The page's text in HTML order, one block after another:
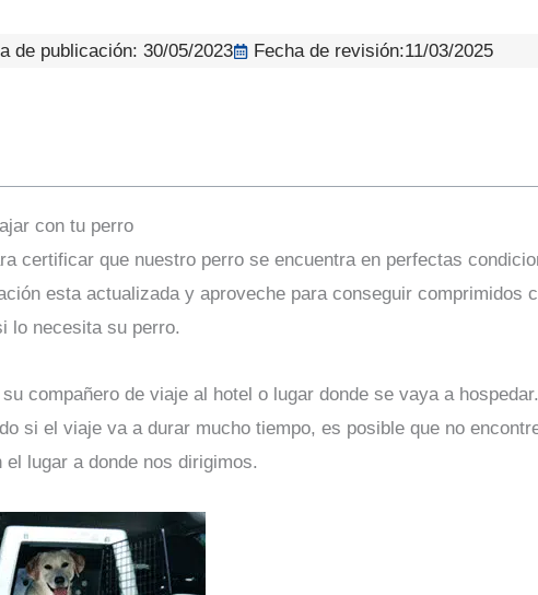
de publicación: 30/05/2023 Fecha de revisión:11/03/2025
con tu perro
certificar que nuestro perro se encuentra en perfectas
esta actualizada y aproveche para conseguir comprimidos
lo necesita su perro.
compañero de viaje al hotel o lugar donde se vaya a
si el viaje va a durar mucho tiempo, es posible que no
el lugar a donde nos dirigimos.